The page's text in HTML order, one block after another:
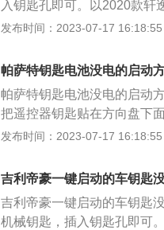
入钥匙孔即可。以2020款轩
m、宽1815mm、高
其搭载了1.6l自然吸气发动
是169nm，与其匹配的是5挡
发布时间：2023-07-17 16:18:55
帕萨特钥匙电池没电的启动
帕萨特钥匙电池没电的启动
把遥控器钥匙贴在方向盘下
启动发动机。帕萨特车身尺
立悬架，后悬架是多连杆式
是150ps，最大功率是
箱。
发布时间：2023-07-17 16:18:55
吉利帝豪一键启动的车钥匙
吉利帝豪一键启动的车钥匙
机械钥匙，插入钥匙孔即可